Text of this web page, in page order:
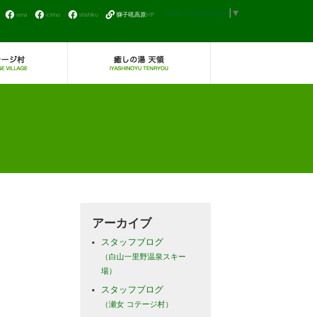
sena icirino shishiku 獅子吼高原HP Select Language ▼
アーカイブ
スタッフブログ
（白山一里野温泉スキー
場）
スタッフブログ
（瀬女 コテージ村）